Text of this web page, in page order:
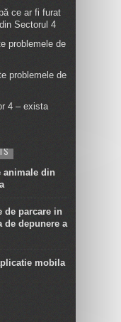
ce ar fi furat
Sectorul 4
problemele de
problemele de
4 – exista
animale din
de parcare in
de depunere a
mobila